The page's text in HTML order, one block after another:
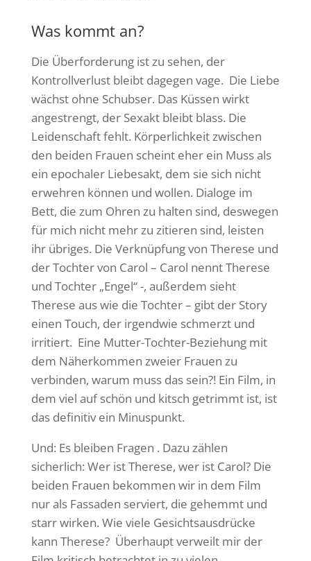
Was kommt an?
Die Überforderung ist zu sehen, der
Kontrollverlust bleibt dagegen vage. Die Liebe
wächst ohne Schubser. Das Küssen wirkt
angestrengt, der Sexakt bleibt blass. Die
Leidenschaft fehlt. Körperlichkeit zwischen
den beiden Frauen scheint eher ein Muss als
ein epochaler Liebesakt, dem sie sich nicht
erwehren können und wollen. Dialoge im
Bett, die zum Ohren zu halten sind, deswegen
für mich nicht mehr zu zitieren sind, leisten
ihr übriges. Die Verknüpfung von Therese und
der Tochter von Carol – Carol nennt Therese
und Tochter „Engel“ -, außerdem sieht
Therese aus wie die Tochter – gibt der Story
einen Touch, der irgendwie schmerzt und
irritiert. Eine Mutter-Tochter-Beziehung mit
dem Näherkommen zweier Frauen zu
verbinden, warum muss das sein?! Ein Film, in
dem viel auf schön und kitsch getrimmt ist, ist
das definitiv ein Minuspunkt.
Und: Es bleiben Fragen . Dazu zählen
sicherlich: Wer ist Therese, wer ist Carol? Die
beiden Frauen bekommen wir in dem Film
nur als Fassaden serviert, die gehemmt und
starr wirken. Wie viele Gesichtsausdrücke
kann Therese? Überhaupt verweilt mir der